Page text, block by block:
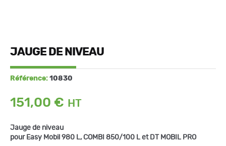
JAUGE DE NIVEAU
Référence: 10830
151,00 €
Jauge de niveau
pour Easy Mobil 980 L, COMBI 850/100 L et DT MOBIL PRO